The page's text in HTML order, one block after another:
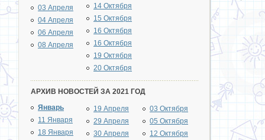
03 Апреля
04 Апреля
06 Апреля
08 Апреля
14 Октября
15 Октября
16 Октября
16 Октября
19 Октября
20 Октября
АРХИВ НОВОСТЕЙ ЗА 2021 ГОД
Январь
11 Января
18 Января
19 Апреля
29 Апреля
30 Апреля
03 Октября
05 Октября
12 Октября